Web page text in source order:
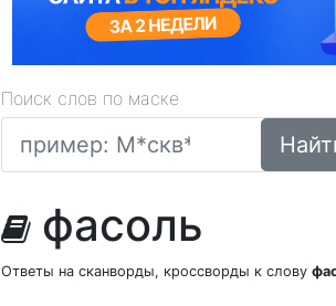
Поиск слов по маске
фасоль
Ответы на сканворды, кроссворды к слову